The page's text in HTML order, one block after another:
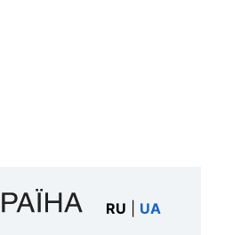
RU UA